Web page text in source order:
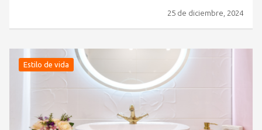
25 de diciembre, 2024
Estilo de vida